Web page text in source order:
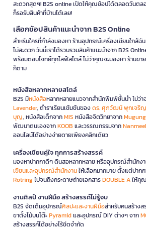
สะดวกสุดๆ! B2S online เปิดให้คุณช้อปได้ตลอดวันตล
ก็รอรับสินค้าที่บ้านได้เลย!
เลือกช้อปสินค้าแนะนำจาก B2S Online
สำหรับใครที่กำลังมองหา ร้านอุปกรณ์เครื่องเขียนใกล้ฉั
ไม่สะดวก วันนี้เราได้รวบรวมสินค้าแนะนำจาก B2S
พร้อมตอบโจทย์ทุกไลฟ์สไตล์ ไม่ว่าคุณจะมองหา ร้านข
ก็ตาม
หนังสือหลากหลายสไตล์
B2S มีหนังสือหลากหลายแนวจากสำนักพิมพ์ชั้นนำ ไม่ว่
Lavender, ตำราเรียนเข้มข้นของดร. ศุภวัฒน์ พุกเจริญ
บุญ, หนังสือเด็กจากMIS หนังสือจิตวิทยาจาก
พัฒนาตนเองจากKOOB และวรรณกรรมจาก
ออนไลน์ได้อย่างง่ายดายเพียงคลิกเดียว
เครื่องเขียนคู่ใจ ทุกการสร้างสรรค์
มองหาปากกาดีๆ ดินสอหลากหลาย หรืออุปกรณ์สำนักง
เขียนและอุปกรณ์สำนักงานให้เลือกมากมาย ตั้งแต่ปาก
Rotringไปจนถึงกระดาษถ่ายเอกสารDOUBLE Aให้คุ
งานศิลป์ งานฝีมือ สร้างสรรค์ไม่รู้จบ
B2S จัดเต็มอุปกรณ์ศิลปะและงานฝีมือสำหรับคนสร้าง
ขาตั้งไม้บนโต๊ะPyramidและอุปกรณ์ DIY ต่างๆ จาก
สร้างสรรค์ได้อย่างไร้ขีดจำกัด